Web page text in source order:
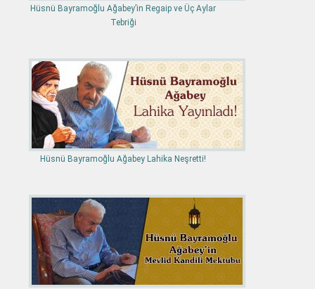
Hüsnü Bayramoğlu Ağabey’in Regaip ve Üç Aylar
Tebriği
Hüsnü Bayramoğlu Ağabey Lahika Neşretti!